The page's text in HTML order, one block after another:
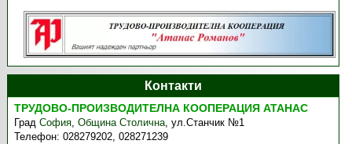
Контакти
ТРУДОВО-ПРОИЗВОДИТЕЛНА КООПЕРАЦИЯ АТАНАС
ГрадСофия,Община Столична,ул.Станчик №1
Телефон:028279202, 028271239